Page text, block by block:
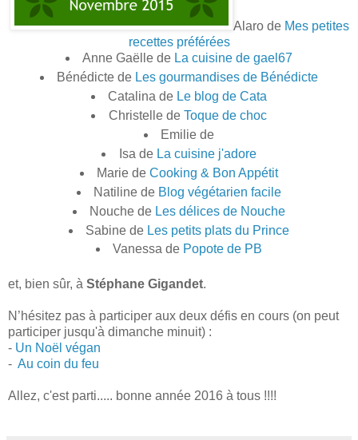
Alaro de Mes petites
recettes préférées
Anne Gaëlle de La cuisine de gael67
Bénédicte de Les gourmandises de Bénédicte
Catalina de Le blog de Cata
Christelle de Toque de choc
Emilie de
Isa de La cuisine j'adore
Marie deCooking & Bon Appétit
Natiline de Blog végétarien facile
Nouche de Les délices de Nouche
Sabine de Les petits plats du Prince
Vanessa de Popote de PB
et, bien sûr, à Stéphane Gigandet.
N’hésitez pas à participer aux deux défis en cours (on peut
participer jusqu'à dimanche minuit) :
- Un Noël végan
- Au coin du feu
Allez, c'est parti..... bonne année 2016 à tous !!!!